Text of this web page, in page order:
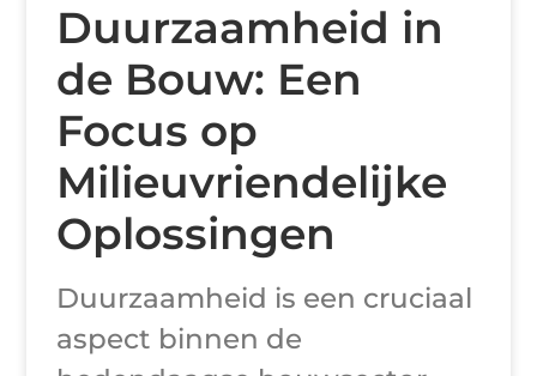
Duurzaamheid in
de Bouw: Een
Focus op
Milieuvriendelijke
Oplossingen
Duurzaamheid is een cruciaal
aspect binnen de